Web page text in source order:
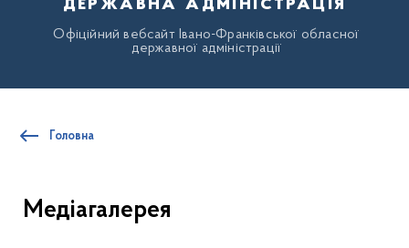
Офіційний вебсайт Івано-Франківської обласної
державної адміністрації
Головна
Медіагалерея